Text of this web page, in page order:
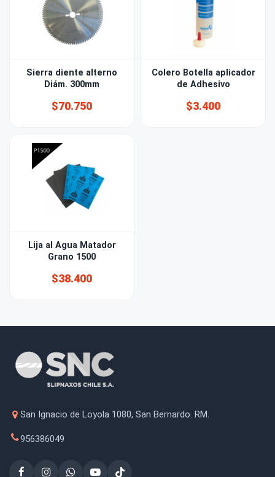
Sierra diente alterno
Diám. 300mm
$70.750
Colero Botella aplicador
de Adhesivo
$3.400
Lija al Agua Matador
Grano 1500
$38.400
San Ignacio de Loyola 1080, San Bernardo. RM.
956386049